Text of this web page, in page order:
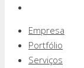
Empresa
Portfólio
Serviços